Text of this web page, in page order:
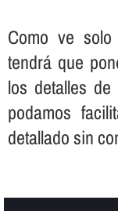
Como ve
tendrá que
los detalles
podamos
detallado sin